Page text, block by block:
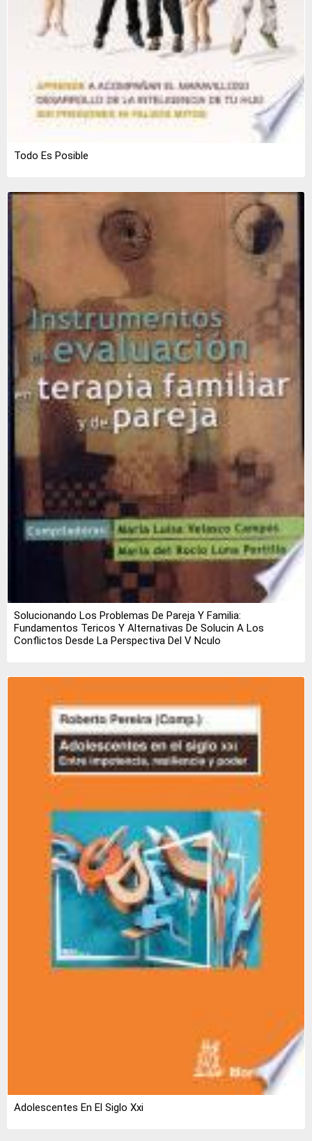
Todo Es Posible
Solucionando Los Problemas De Pareja Y Familia:
Fundamentos Tericos Y Alternativas De Solucin A Los
Conflictos Desde La Perspectiva Del V Nculo
Adolescentes En El Siglo Xxi